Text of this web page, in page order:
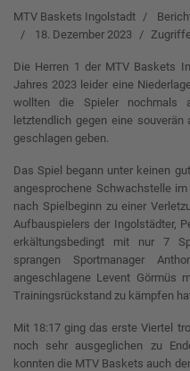
MTV Baskets Ingolstadt
18. Dezember 2023
Die Herren 1 der MTV Baskets
Jahres 2023 leider eine
wollten die Spieler nochmals
letztendlich gegen eine
geschlagen geben.
Das Spiel begann unter keinen
angesprochene Schwachstelle
nach Spielbeginn zu einer
Aufbauspielers der Ingolstädter,
erkältungsbedingt mit nur 7
sprangen Sportmanager
angeschlagene Levent Görmüs
Trainingsrückstand zu kämpfen
Mit 18:17 ging das erste Viertel
noch sehr ausgeglichen zu
konnten die MTV Baskets auch